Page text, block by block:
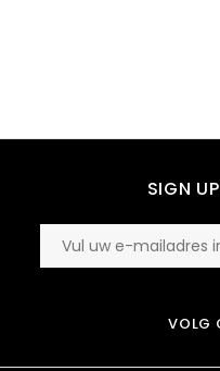
SIGN
VOLG